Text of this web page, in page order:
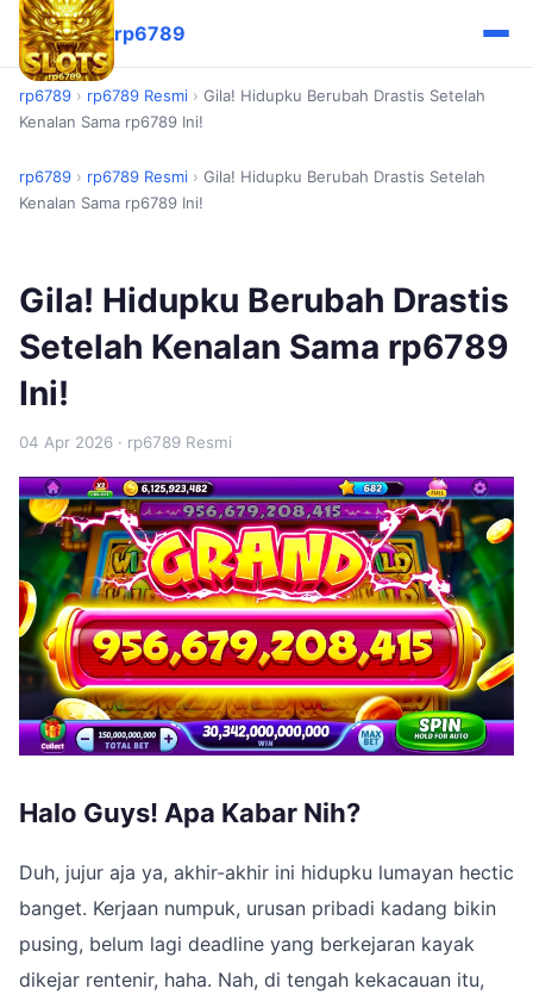
rp6789
rp6789 › rp6789 Resmi › Gila! Hidupku Berubah Drastis Setelah
Kenalan Sama rp6789 Ini!
rp6789 › rp6789 Resmi › Gila! Hidupku Berubah Drastis Setelah
Kenalan Sama rp6789 Ini!
Gila! Hidupku Berubah Drastis
Setelah Kenalan Sama rp6789
Ini!
04 Apr 2026 · rp6789 Resmi
Halo Guys! Apa Kabar Nih?
Duh, jujur aja ya, akhir-akhir ini hidupku lumayan hectic
banget. Kerjaan numpuk, urusan pribadi kadang bikin
pusing, belum lagi deadline yang berkejaran kayak
dikejar rentenir, haha. Nah, di tengah kekacauan itu,